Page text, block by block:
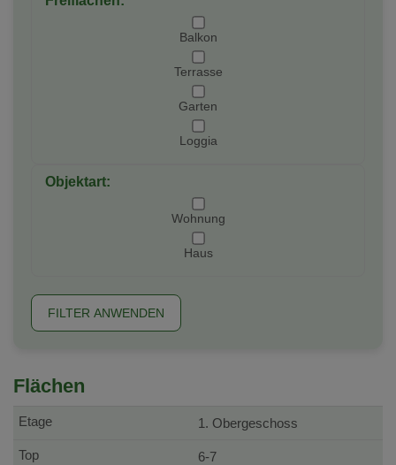
Balkon
Terrasse
Garten
Loggia
Objektart:
Wohnung
Haus
FILTER ANWENDEN
Flächen
1. Obergeschoss
6-7